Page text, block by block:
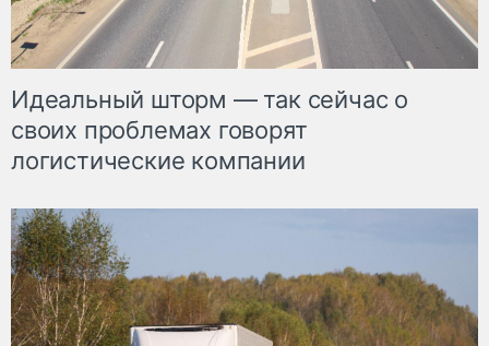
Идеальный шторм — так сейчас о
своих проблемах говорят
логистические компании